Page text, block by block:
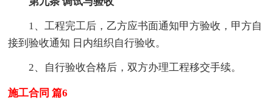
1、工程完工后，乙方应书面通知甲方验收，甲方自
接到验收通知 日内组织自行验收。
2、自行验收合格后，双方办理工程移交手续。
施工合同 篇6